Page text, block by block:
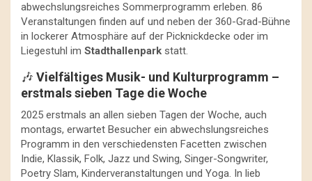
abwechslungsreiches Sommerprogramm erleben. 86
Veranstaltungen finden auf und neben der 360-Grad-Bühne
in lockerer Atmosphäre auf der Picknickdecke oder im
Liegestuhl im Stadthallenpark statt.
🎶 Vielfältiges Musik- und Kulturprogramm –
erstmals sieben Tage die Woche
2025 erstmals an allen sieben Tagen der Woche, auch
montags, erwartet Besucher ein abwechslungsreiches
Programm in den verschiedensten Facetten zwischen
Indie, Klassik, Folk, Jazz und Swing, Singer-Songwriter,
Poetry Slam, Kinderveranstaltungen und Yoga. In lieb